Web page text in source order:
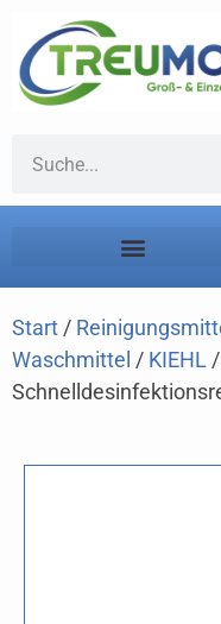
Start/
Waschmittel / KIEHL